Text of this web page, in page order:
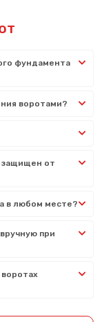
фундамента
воротами?
защищен от
в любом месте?
при